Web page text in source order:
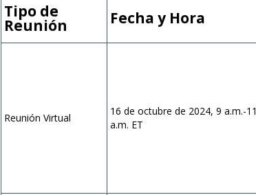
Tipo de
Reunión Fecha y Hora
Reunión Virtual
16 de octubre de 2024, 9 a.m.-11
a.m. ET